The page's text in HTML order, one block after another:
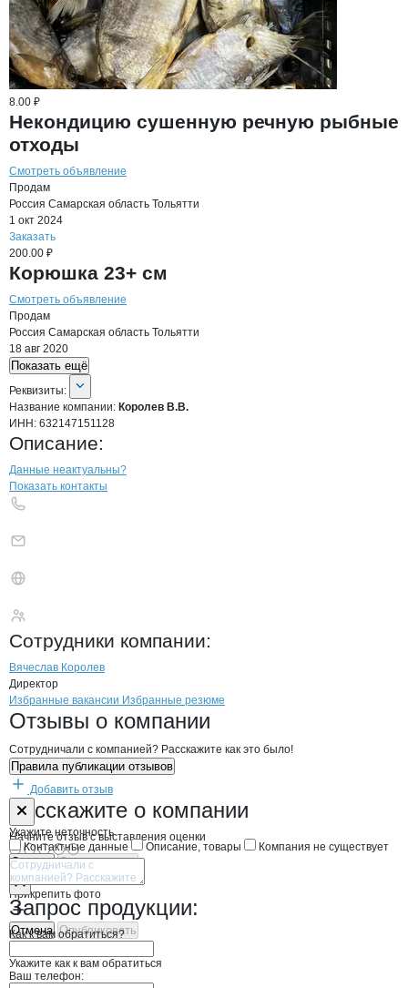
8.00 ₽
Некондицию сушенную речную рыбные
отходы
Смотреть объявление
Продам
Россия Самарская область Тольятти
1 окт 2024
Заказать
200.00 ₽
Корюшка 23+ см
Смотреть объявление
Продам
Россия Самарская область Тольятти
18 авг 2020
Показать ещё
О компании
Реквизиты
Реквизиты:
Название компании: Королев В.В.
ИНН: 632147151128
Описание:
Контактыкомпании
+7(800)000-00-..
Данные неактуальны?
Показать контакты
Сотрудники компании:
Вячеслав Королев
Директор
Брендыкомпани Королев В.В.
Вакансии вКоролев В.В.
Избранные вакансии Избранные резюме
Новости oКоролев В.В., ИП
Отзывы о компании
Сотрудничали с компанией? Расскажите как это было!
Правила публикации отзывов
Добавить отзыв
Расскажите о компании
Начните отзыв с выставления оценки
Прикрепить фото
Отмена Опубликовать
Форма обратной связи о неточностях
Укажите неточность
Контактные данные
Описание, товары Компания не существует
Отмена Опубликовать
Запрос продукции:
Как к вам обратиться?
Укажите как к вам обратиться
Ваш телефон: